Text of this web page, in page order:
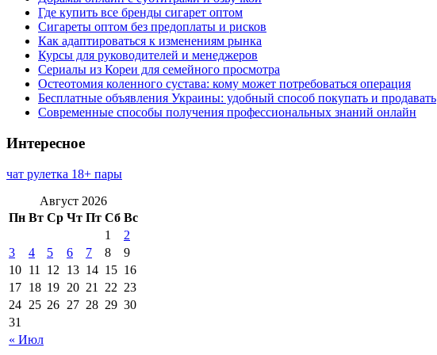
Где купить все бренды сигарет оптом
Сигареты оптом без предоплаты и рисков
Как адаптироваться к изменениям рынка
Курсы для руководителей и менеджеров
Сериалы из Кореи для семейного просмотра
Остеотомия коленного сустава: кому может потребоваться операция
Бесплатные объявления Украины: удобный способ покупать и продавать
Современные способы получения профессиональных знаний онлайн
Интересное
чат рулетка 18+ пары
Август 2026
Пн Вт Ср Чт Пт Сб Вс
« Июл
1
2
3
4 5 6 7 8
9
10 11 12 13 14 15 16
17 18 19 20 21 22 23
24 25 26 27 28 29 30
31